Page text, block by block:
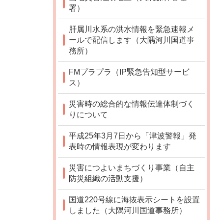
署）
肝属川水系の洪水情報を緊急速報メ
ールで配信します（大隅河川国道事
務所）
FMプラプラ（IP緊急告知型サービ
ス）
災害時の総合的な情報伝達体制づく
りについて
平成25年3月7日から「津波警報」発
表時の情報表現が変わります
災害につよいまちづくり事業（自主
防災組織の活動支援）
国道220号線に海抜表示シートを設置
しました（大隅河川国道事務所）